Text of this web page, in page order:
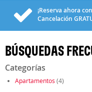
¡Reserva ahora
Cancelación
BÚSQUEDAS
Categorías
Apartamentos (4)